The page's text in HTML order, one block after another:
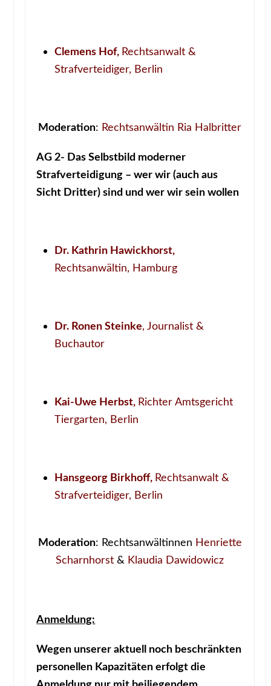
Clemens Hof, Rechtsanwalt &
Strafverteidiger, Berlin
Moderation: Rechtsanwältin Ria Halbritter
AG 2- Das Selbstbild moderner
Strafverteidigung – wer wir(auch aus
Sicht Dritter) sind und wer wir sein wollen
Dr. Kathrin Hawickhorst,
Rechtsanwältin, Hamburg
Dr. Ronen Steinke, Journalist &
Buchautor
Kai-Uwe Herbst, Richter Amtsgericht
Tiergarten, Berlin
Hansgeorg Birkhoff, Rechtsanwalt &
Strafverteidiger, Berlin
Moderation: Rechtsanwältinnen Henriette
Scharnhorst & Klaudia Dawidowicz
Anmeldung:
Wegen unserer aktuell noch beschränkten
personellen Kapazitäten erfolgt die